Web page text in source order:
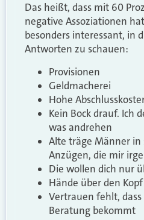
Das heißt, dass mit 60
negative Assoziationen
besonders interessant, in
Antworten zu schauen:
Provisionen
Geldmacherei
Hohe
Kein Bock drauf. Ich
was andrehen
Alte träge Männer in
Anzügen, die mir
Die wollen dich nur
Hände über den Kopf
Vertrauen fehlt,
Beratung bekommt